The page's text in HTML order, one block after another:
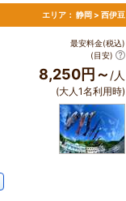
エリア： 静岡 > 西伊豆
最安料金(税込)
(目安)
8,250円～ /人
(大人1名利用時)